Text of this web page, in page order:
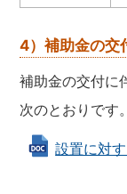
4）補助金の交
補助金の交付に
次のとおりです。
設置に対